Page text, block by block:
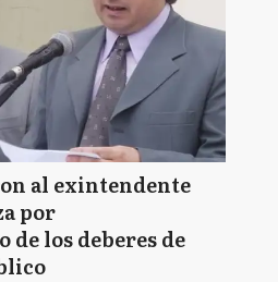
al exintendente
por
los deberes de